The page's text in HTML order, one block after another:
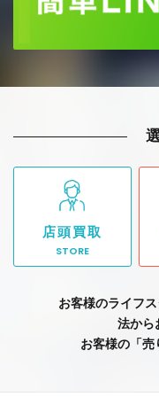
店頭買取
STORE
お客様のライフ
法から
お客様の「売